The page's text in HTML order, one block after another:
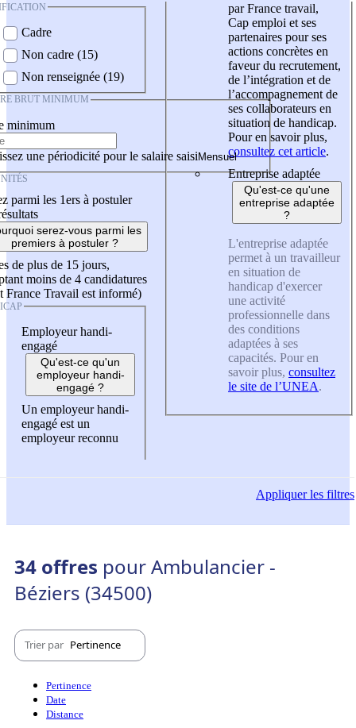
Cadre
Non cadre (15)
Non renseignée (19)
BRUT MINIMUM
minimum
une périodicité pour le salaire saisi
parmi les 1ers à postuler
serez-vous parmi les
premiers à postuler ?
de plus de 15 jours,
moins de 4 candidatures
France Travail est informé)
Employeur handi-
engagé
Qu'est-ce qu'un
employeur handi-
engagé ?
Un employeur handi-
engagé est un
employeur reconnu
par France travail,
Cap emploi et ses
partenaires pour ses
actions concrètes en
faveur du recrutement,
de l’intégration et de
l’accompagnement de
ses collaborateurs en
situation de handicap.
Pour en savoir plus,
consultez cet article.
Entreprise adaptée
Qu'est-ce qu'une
entreprise adaptée
?
L'entreprise adaptée
permet à un travailleur
en situation de
handicap d'exercer
une activité
professionnelle dans
des conditions
adaptées à ses
capacités. Pour en
savoir plus, consultez
le site de l’UNEA.
Appliquerles filtres
34 offres pour Ambulancier -
Béziers (34500)
Trier par Pertinence
Pertinence
Date
Distance